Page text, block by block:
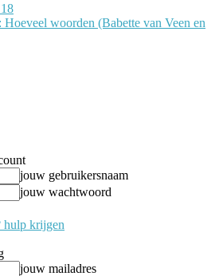
Hoeveel woorden (Babette van Veen en
jouw gebruikersnaam
jouw wachtwoord
hulp krijgen
jouw mailadres